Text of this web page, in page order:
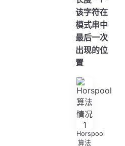
该字符在
模式串中
最后一次
出现的位
置
Horspool
算法